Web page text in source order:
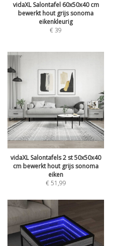
vidaXL Salontafel 60x50x40 cm
bewerkt hout grijs sonoma
eikenkleurig
€39
vidaXL Salontafels 2 st 50x50x40
cm bewerkt hout grijs sonoma
eiken
€51,99